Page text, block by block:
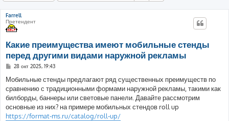
Farrell
Претендент
Какие преимущества имеют мобильные стенды
перед другими видами наружной рекламы
С
о
б
щ
е
н
и
е
28 окт 2025, 19:43
Мобильные стенды предлагают ряд существенных преимуществ по
сравнению с традиционными формами наружной рекламы, такими как
билборды, баннеры или световые панели. Давайте рассмотрим
основные из них? на примере мобильных стендов roll up
https://format-ms.ru/catalog/roll-up/